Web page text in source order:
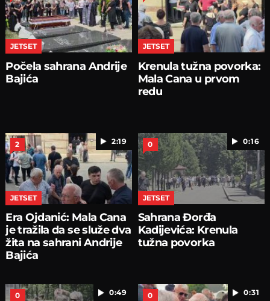
JETSET
Počela sahrana Andrije
Bajića
JETSET
Krenula tužna povorka:
Mala Cana u prvom
redu
2:19
2
JETSET
Era Ojdanić: Mala Cana
je tražila da se služe dva
žita na sahrani Andrije
Bajića
0:16
0
JETSET
Sahrana Đorđa
Kadijevića: Krenula
tužna povorka
0:49
0 0:31
0